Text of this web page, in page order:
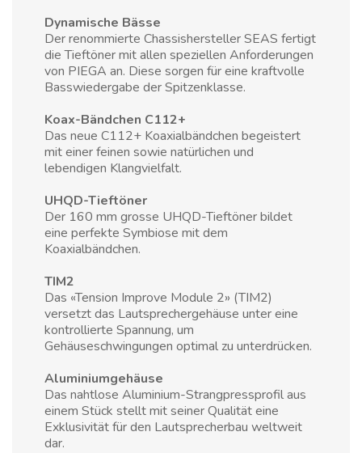
Dynamische Bässe
Der renommierte Chassishersteller SEAS fertigt
die Tieftöner mit allen speziellen Anforderungen
von PIEGA an. Diese sorgen für eine kraftvolle
Basswiedergabe der Spitzenklasse.
Koax-Bändchen C112+
Das neue C112+ Koaxialbändchen begeistert
mit einer feinen sowie natürlichen und
lebendigen Klangvielfalt.
UHQD-Tieftöner
Der 160 mm grosse UHQD-Tieftöner bildet
eine perfekte Symbiose mit dem
Koaxialbändchen.
TIM2
Das «Tension Improve Module 2» (TIM2)
versetzt das Lautsprechergehäuse unter eine
kontrollierte Spannung, um
Gehäuseschwingungen optimal zu unterdrücken.
Aluminiumgehäuse
Das nahtlose Aluminium-Strangpressprofil aus
einem Stück stellt mit seiner Qualität eine
Exklusivität für den Lautsprecherbau weltweit
dar.